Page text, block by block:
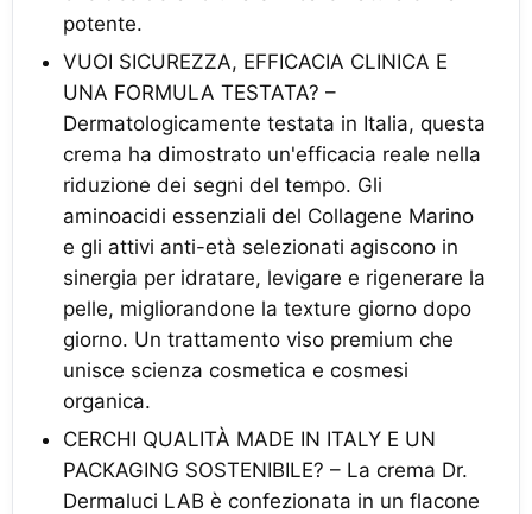
potente.
VUOI SICUREZZA, EFFICACIA CLINICA E
UNA FORMULA TESTATA? –
Dermatologicamente testata in Italia, questa
crema ha dimostrato un'efficacia reale nella
riduzione dei segni del tempo. Gli
aminoacidi essenziali del Collagene Marino
e gli attivi anti-età selezionati agiscono in
sinergia per idratare, levigare e rigenerare la
pelle, migliorandone la texture giorno dopo
giorno. Un trattamento viso premium che
unisce scienza cosmetica e cosmesi
organica.
CERCHI QUALITÀ MADE IN ITALY E UN
PACKAGING SOSTENIBILE? – La crema Dr.
Dermaluci LAB è confezionata in un flacone